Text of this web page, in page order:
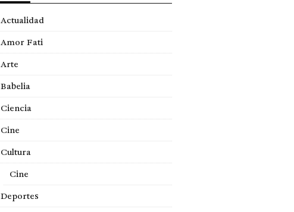
Actualidad
Amor Fati
Arte
Babelia
Ciencia
Cine
Cultura
Cine
Deportes